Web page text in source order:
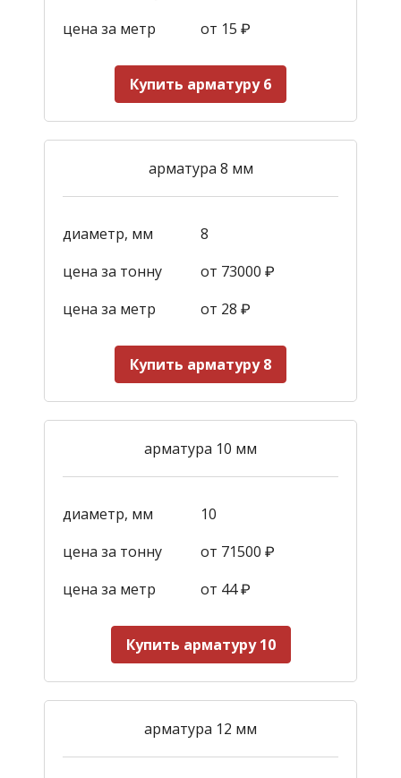
цена за метр
от 15 ₽
Купить арматуру 6
арматура 8 мм
диаметр, мм
8
цена за тонну
от 73000 ₽
цена за метр
от 28 ₽
Купить арматуру 8
арматура 10 мм
диаметр, мм
10
цена за тонну
от 71500 ₽
цена за метр
от 44₽
Купить арматуру 10
арматура 12 мм